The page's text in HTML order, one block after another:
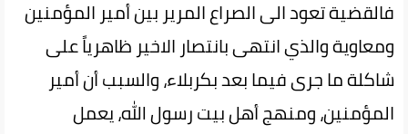
فالقضية تعود الى الصراع المرير بين أمير المؤمنين
ومعاوية والذي انتهى بانتصار الاخير ظاهرياً على
شاكلة ما جرى فيما بعد بكربلاء، والسبب أن أمير
المؤمنين، ومنهج أهل بيت رسول الله، يعمل